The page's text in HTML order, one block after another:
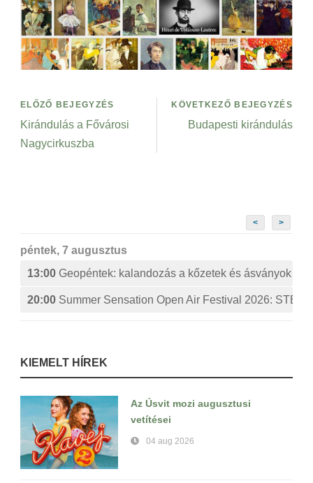
ELŐZŐ BEJEGYZÉS
Kirándulás a Fővárosi
Nagycirkuszba
KÖVETKEZŐ BEJEGYZÉS
Budapesti kirándulás
< >
péntek, 7 augusztus
13:00 Geopéntek: kalandozás a kőzetek és ásványok
20:00 Summer Sensation Open Air Festival 2026:
KIEMELT HÍREK
Az Úsvit mozi augusztusi
vetítései
04 aug 2026